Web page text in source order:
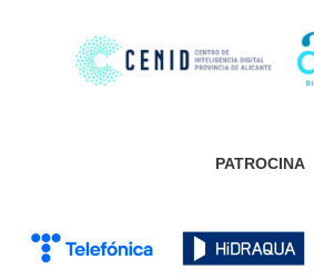
PATROCINA